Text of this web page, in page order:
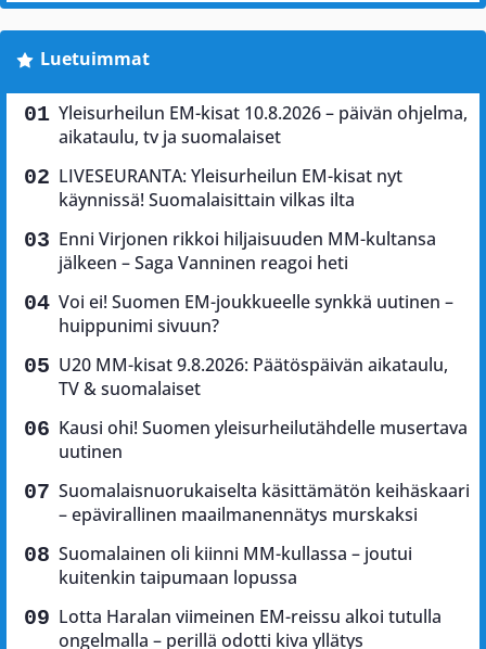
Luetuimmat
Yleisurheilun EM-kisat 10.8.2026 – päivän ohjelma,
aikataulu, tv ja suomalaiset
LIVESEURANTA: Yleisurheilun EM-kisat nyt
käynnissä! Suomalaisittain vilkas ilta
Enni Virjonen rikkoi hiljaisuuden MM-kultansa
jälkeen – Saga Vanninen reagoi heti
Voi ei! Suomen EM-joukkueelle synkkä uutinen –
huippunimi sivuun?
U20 MM-kisat 9.8.2026: Päätöspäivän aikataulu,
TV & suomalaiset
Kausi ohi! Suomen yleisurheilutähdelle musertava
uutinen
Suomalaisnuorukaiselta käsittämätön keihäskaari
– epävirallinen maailmanennätys murskaksi
Suomalainen oli kiinni MM-kullassa – joutui
kuitenkin taipumaan lopussa
Lotta Haralan viimeinen EM-reissu alkoi tutulla
ongelmalla – perillä odotti kiva yllätys